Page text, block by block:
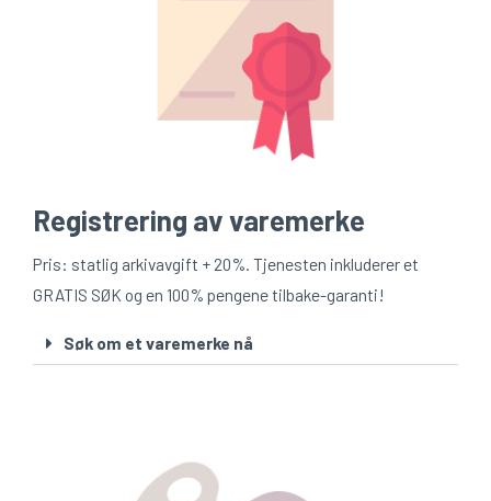
Registrering av varemerke
Pris: statlig arkivavgift + 20%. Tjenesten inkluderer et
GRATIS SØK og en 100% pengene tilbake-garanti!
Søk om et varemerke nå